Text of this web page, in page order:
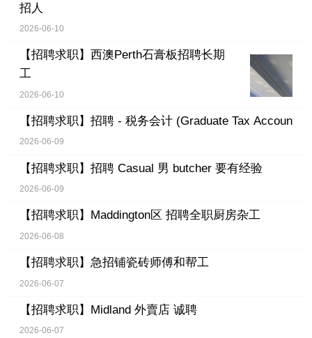
招人
2026-06-10
【招聘求职】 西澳Perth石膏板招聘长期
工
2026-06-10
【招聘求职】 招聘 - 税务会计 (Graduate Tax Accoun
2026-06-09
【招聘求职】 招聘 Casual 男 butcher 要有经验
2026-06-09
【招聘求职】 Maddington区 招聘全职厨房杂工
2026-06-08
【招聘求职】 急招铺瓷砖师傅和帮工
2026-06-07
【招聘求职】 Midland 外賣店 诚聘
2026-06-07